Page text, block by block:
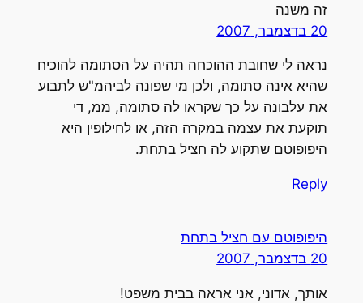
זה משנה
20 בדצמבר, 2007
נראה לי שחובת ההוכחה תהיה על הסתומה להוכיח
שהיא אינה סתומה, ולכן מי שפונה לביהמ"ש לתבוע
את עלבונה על כך שקראו לה סתומה, ממ, די
תוקעת את עצמה במקרה הזה, או לחילופין היא
היפופוטם שתקוע לה חציל בתחת.
Reply
היפופוטם עם חציל בתחת
20 בדצמבר, 2007
אותך, אדוני, אני אראה בבית משפט!